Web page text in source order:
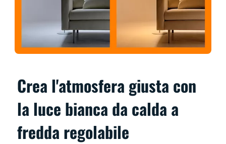
Crea l'atmosfera giusta con
la luce bianca da calda a
fredda regolabile